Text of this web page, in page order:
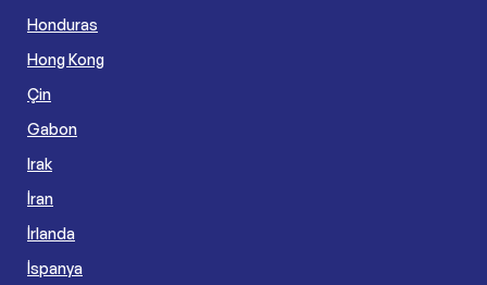
Honduras
Hong Kong
Çin
Gabon
Irak
İran
İrlanda
İspanya